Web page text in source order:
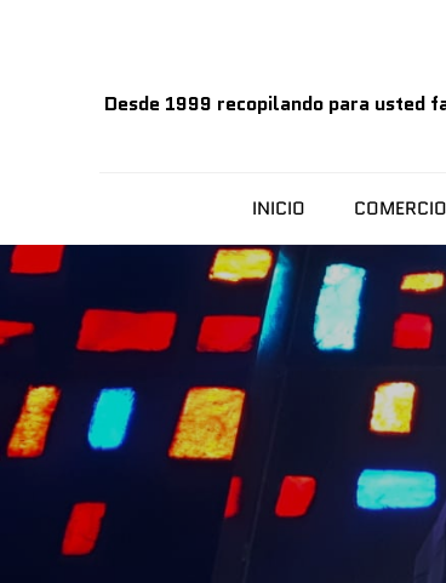
Desde 1999 recopilando para usted
INICIO COMERCIO